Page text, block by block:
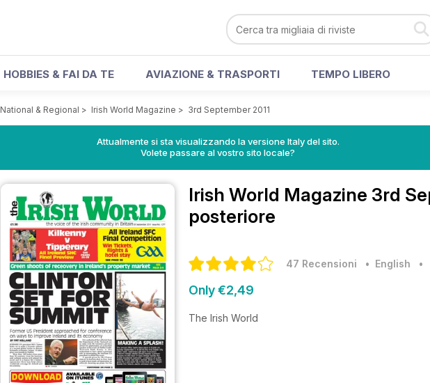
HOBBIES & FAI DA TE AVIAZIONE & TRASPORTI TEMPO LIBERO
National & Regional > Irish World Magazine > 3rd September 2011
Attualmente si sta visualizzando la versione Italy del sito.
Volete passare al vostro sito locale?
Irish World Magazine 3rd
posteriore
47 Recensioni • English •
Only €2,49
The Irish World